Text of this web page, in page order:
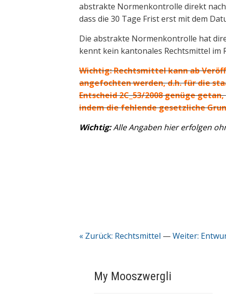
abstrakte Normenkontrolle direkt
dass die 30 Tage Frist erst mit dem
Die abstrakte Normenkontrolle hat
kennt kein kantonales Rechtsmittel
Wichtig: Rechtsmittel kann ab
angefochten werden, d.h. für die
Entscheid 2C_53/2008 genüge
indem die fehlende gesetzliche
Wichtig:Alle Angaben hier erfolgen
« Zurück: Rechtsmittel —Weiter:
My Mooszwergli